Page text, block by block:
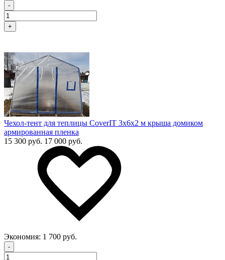
-
+
Чехол-тент для теплицы CoverIT 3х6х2 м крыша домиком
армированная пленка
15 300 руб. 17 000 руб.
Экономия: 1 700 руб.
-